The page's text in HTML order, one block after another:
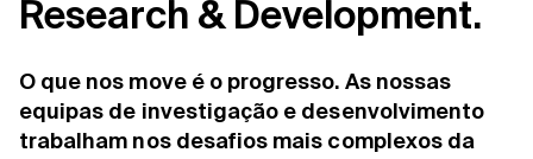
Research & Development.
O que nos move é o progresso. As nossas
equipas de investigação e desenvolvimento
trabalham nos desafios mais complexos da